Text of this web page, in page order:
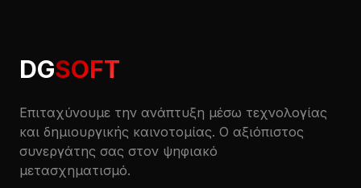
DGSOFT
Επιταχύνουμε την ανάπτυξη μέσω τεχνολογίας
και δημιουργικής καινοτομίας. Ο αξιόπιστος
συνεργάτης σας στον ψηφιακό
μετασχηματισμό.